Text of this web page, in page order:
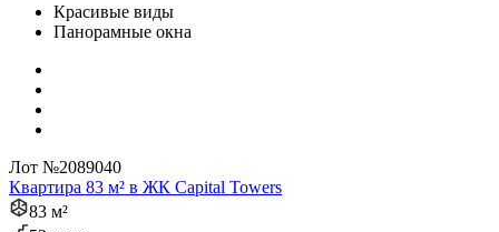
Красивые виды
Панорамные окна
Лот №2089040
Квартира 83 м² в ЖК Capital Towers
83 м²